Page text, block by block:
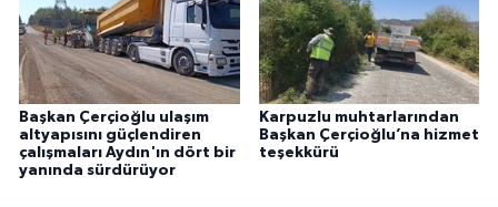
Başkan Çerçioğlu ulaşım
altyapısını güçlendiren
çalışmaları Aydın'ın dört bir
yanında sürdürüyor
Karpuzlu muhtarlarından
Başkan Çerçioğlu’na hizmet
teşekkürü